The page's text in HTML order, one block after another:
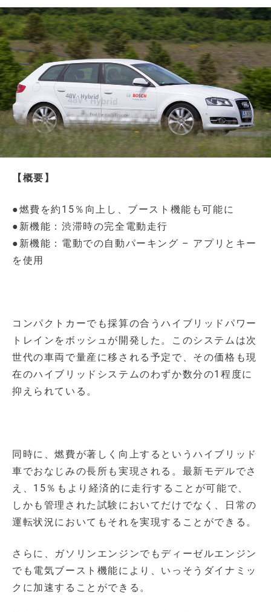
【概要】
●燃費を約15％向上し、ブースト機能も可能に
●新機能：渋滞時の完全電動走行
●新機能：電動での自動パーキング – アプリとキー
を使用
コンパクトカーでも採算の合うハイブリッドパワー
トレインをボッシュが開発した。このシステムは次
世代の車両で量産に移される予定で、その価格も現
在のハイブリッドシステムのわずか数分の1程度に
抑えられている。
同時に、燃費が著しく向上するというハイブリッド
車でおなじみの長所も実現される。最新モデルでさ
え、15％もより経済的に走行することが可能で、
しかも管理された試験においてだけでなく、日常の
運転状況においてもそれを実現することができる。
さらに、ガソリンエンジンでもディーゼルエンジン
でも電気ブースト機能により、いっそうダイナミッ
クに加速することができる。